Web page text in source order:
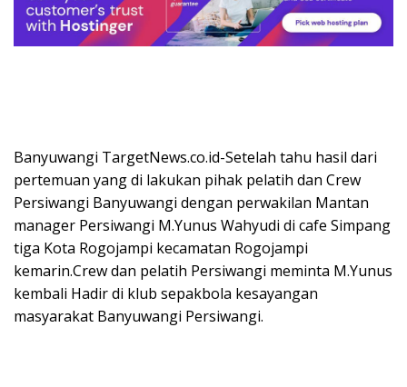
Banyuwangi TargetNews.co.id-Setelah tahu hasil dari
pertemuan yang di lakukan pihak pelatih dan Crew
Persiwangi Banyuwangi dengan perwakilan Mantan
manager Persiwangi M.Yunus Wahyudi di cafe Simpang
tiga Kota Rogojampi kecamatan Rogojampi
kemarin.Crew dan pelatih Persiwangi meminta M.Yunus
kembali Hadir di klub sepakbola kesayangan
masyarakat Banyuwangi Persiwangi.